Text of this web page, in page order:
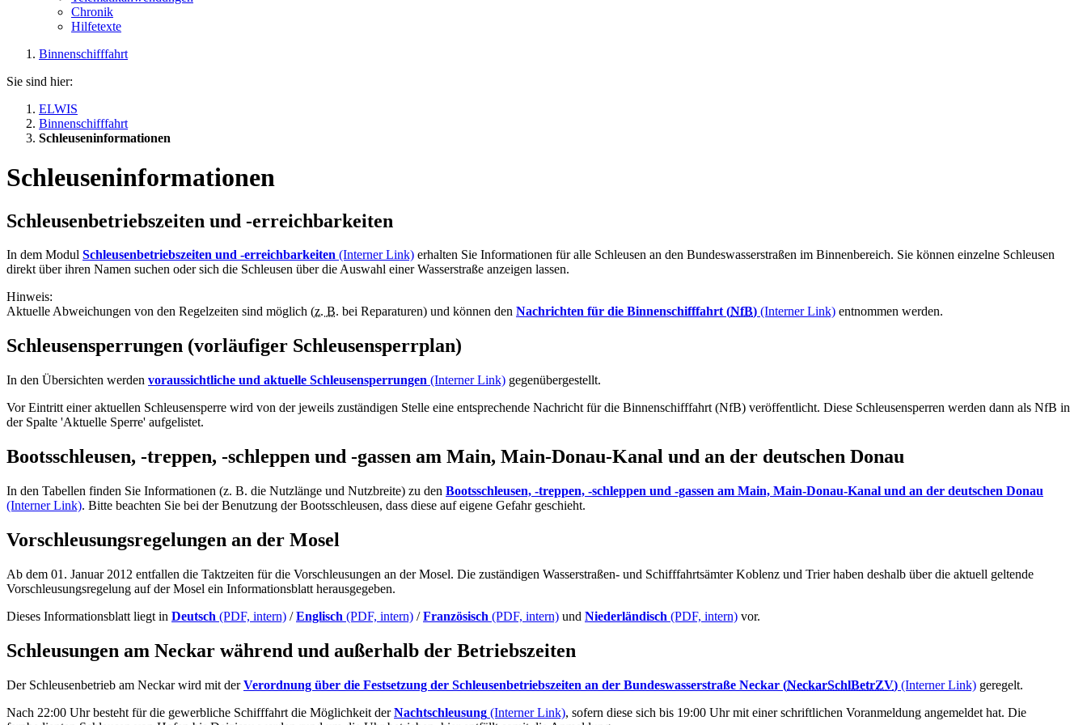
Chronik
Hilfetexte
Binnenschifffahrt
Sie sind hier:
ELWIS
Binnenschifffahrt
Schleuseninformationen
Schleuseninformationen
Schleusenbetriebszeiten und -erreichbarkeiten
In dem Modul Schleusenbetriebszeiten und -erreichbarkeiten (Interner Link) erhalten Sie Informationen für alle Schleusen an den Bundeswasserstraßen im Binnenbereich. Sie können einzelne Schleusen
direkt über ihren Namen suchen oder sich die Schleusen über die Auswahl einer Wasserstraße anzeigen lassen.
Hinweis:
Aktuelle Abweichungen von den Regelzeiten sind möglich (z. B. bei Reparaturen) und können den Nachrichten für die Binnenschifffahrt (NfB) (Interner Link) entnommen werden.
Schleusensperrungen (vorläufiger Schleusensperrplan)
In den Übersichten werden voraussichtliche und aktuelle Schleusensperrungen (Interner Link) gegenübergestellt.
Vor Eintritt einer aktuellen Schleusensperre wird von der jeweils zuständigen Stelle eine entsprechende Nachricht für die Binnenschifffahrt (NfB) veröffentlicht. Diese Schleusensperren werden dann als NfB in
der Spalte 'Aktuelle Sperre' aufgelistet.
Bootsschleusen, -treppen, -schleppen und -gassen am Main, Main-Donau-Kanal und an der deutschen Donau
In den Tabellen finden Sie Informationen (z. B. die Nutzlänge und Nutzbreite) zu den Bootsschleusen, -treppen, -schleppen und -gassen am Main, Main-Donau-Kanal und an der deutschen Donau
(Interner Link). Bitte beachten Sie bei der Benutzung der Bootsschleusen, dass diese auf eigene Gefahr geschieht.
Vorschleusungsregelungen an der Mosel
Ab dem 01. Januar 2012 entfallen die Taktzeiten für die Vorschleusungen an der Mosel. Die zuständigen Wasserstraßen- und Schifffahrtsämter Koblenz und Trier haben deshalb über die aktuell geltende
Vorschleusungsregelung auf der Mosel ein Informationsblatt herausgegeben.
Dieses Informationsblatt liegt in Deutsch (PDF, intern) /Englisch (PDF, intern) /Französisch (PDF, intern) und Niederländisch (PDF, intern) vor.
Schleusungen am Neckar während und außerhalb der Betriebszeiten
Der Schleusenbetrieb am Neckar wird mit derVerordnung über die Festsetzung der Schleusenbetriebszeiten an der Bundeswasserstraße Neckar (NeckarSchlBetrZV) (Interner Link) geregelt.
Nach 22:00 Uhr besteht für die gewerbliche Schifffahrt die Möglichkeit derNachtschleusung (Interner Link), sofern diese sich bis 19:00 Uhr mit einer schriftlichen Voranmeldung angemeldet hat. Die